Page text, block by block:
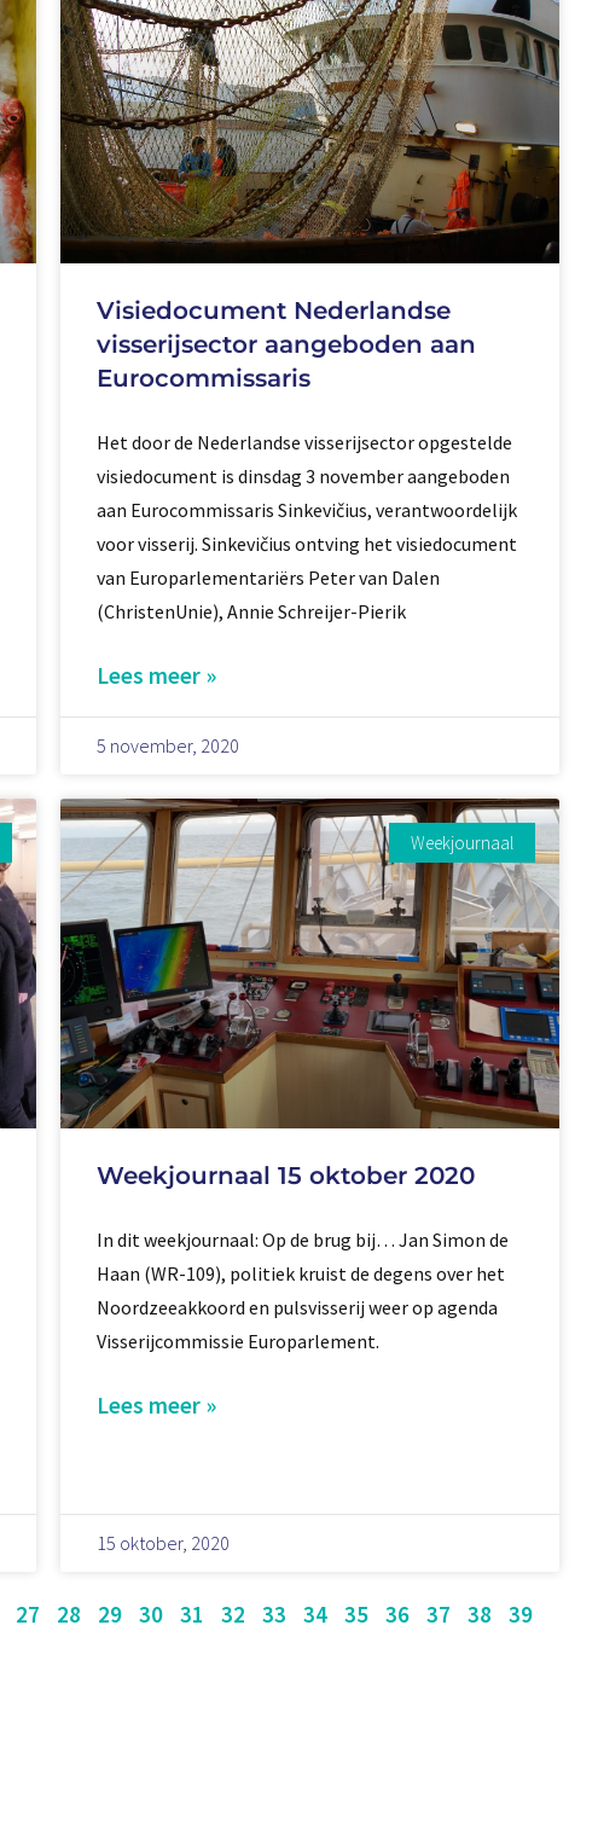
Visiedocument Nederlandse
visserijsector aangeboden aan
Eurocommissaris
Het door de Nederlandse visserijsector opgestelde
visiedocument is dinsdag 3 november aangeboden
aan Eurocommissaris Sinkevičius, verantwoordelijk
voor visserij. Sinkevičius ontving het visiedocument
van Europarlementariërs Peter van Dalen
(ChristenUnie), Annie Schreijer-Pierik
Lees meer »
5 november, 2020
Weekjournaal
Weekjournaal 15 oktober 2020
In dit weekjournaal: Op de brug bij… Jan Simon de
Haan (WR-109), politiek kruist de degens over het
Noordzeeakkoord en pulsvisserij weer op agenda
Visserijcommissie Europarlement.
Lees meer »
15 oktober, 2020
27 28 29 30 31 32 33 34 35 36 37 38
39